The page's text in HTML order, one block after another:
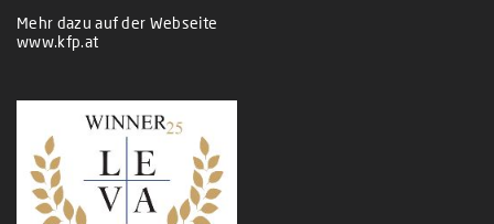
Mehr dazu auf der Webseite
www.kfp.at